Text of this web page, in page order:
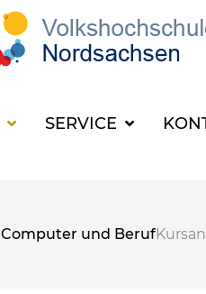
SERVICE
Computer und Beruf